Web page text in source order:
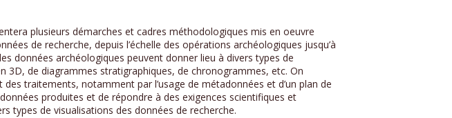
plusieurs démarches et cadres méthodologiques mis en oeuvre
de recherche, depuis l’échelle des opérations archéologiques jusqu’à
données archéologiques peuvent donner lieu à divers types de
3D, de diagrammes stratigraphiques, de chronogrammes, etc. On
traitements, notamment par l’usage de métadonnées et d’un plan de
produites et de répondre à des exigences scientifiques et
types de visualisations des données de recherche.​